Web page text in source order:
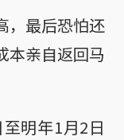
，最后恐怕还
本亲自返回马
明年1月2日